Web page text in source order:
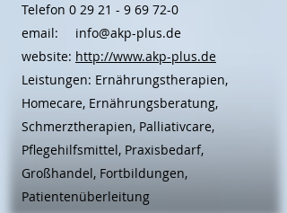
Telefon 0 29 21 - 9 69 72-0
email:
website:
info@akp-plus.de
http://www.akp-plus.de
Leistungen: Ernährungstherapien,
Homecare, Ernährungsberatung,
Schmerztherapien, Palliativcare,
Pflegehilfsmittel, Praxisbedarf,
Großhandel, Fortbildungen,
Patientenüberleitung